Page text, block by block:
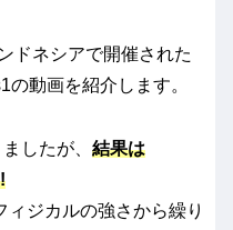
ドネシアで開催された
動画を紹介します。
したが、 結果は
ジカルの強さから繰り